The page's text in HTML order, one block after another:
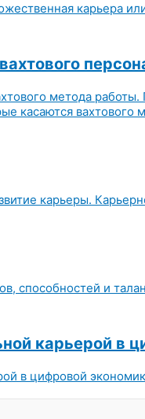
карьера
метода
касаются вахтового
карьеры.
способностей и
карьерой в
в цифровой